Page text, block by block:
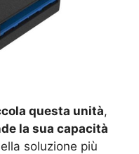
questa unità,
la sua capacità
soluzione più